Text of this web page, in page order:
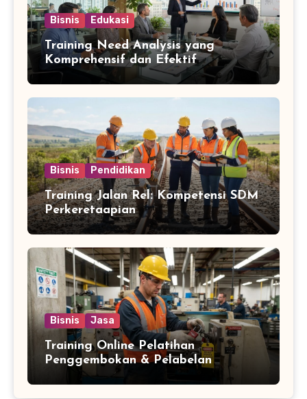
Bisnis Edukasi
Training Need Analysis yang
Komprehensif dan Efektif
Bisnis Pendidikan
Training Jalan Rel: Kompetensi SDM
Perkeretaapian
Bisnis Jasa
Training Online Pelatihan
Penggembokan & Pelabelan